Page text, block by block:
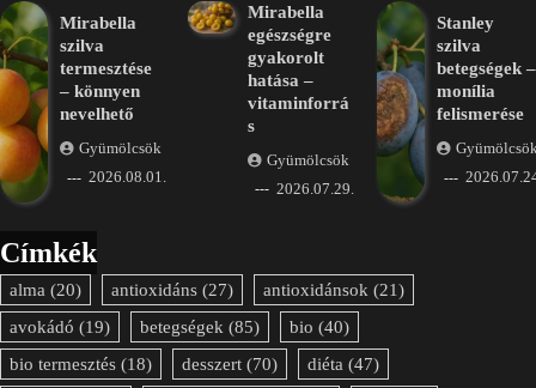
Mirabella
szilva
termesztése
– könnyen
nevelhető
Gyümölcsök
2026.08.01.
Mirabella
egészségre
gyakorolt
hatása –
vitaminforrá
s
Gyümölcsök
2026.07.29.
Stanley
szilva
betegségek –
monília
felismerése
Címkék
alma (20) antioxidáns (27) antioxidánsok (21)
avokádó (19) betegségek (85) bio (40)
bio termesztés (18) desszert (70) diéta (47)